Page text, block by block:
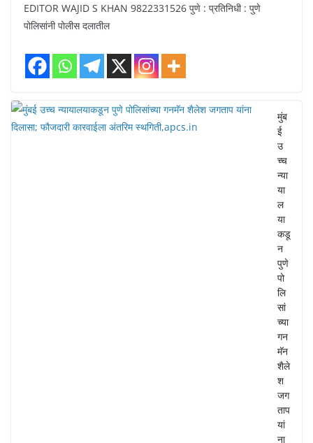
EDITOR WAJID S KHAN 9822331526 पुणे : प्रतिनिधी : पुणे
पोलिसांनी पोलीस दलातील
मुंब
ई
उ
च्च
न्या
या
ल
या
कडू
न
पुणे
पो
लि
सां
च्या
गन
मॅन
शैले
श
जग
ताप
यां
ना